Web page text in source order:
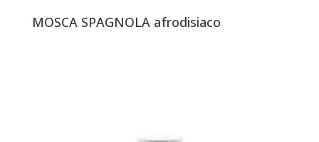
MOSCA SPAGNOLA afrodisiaco